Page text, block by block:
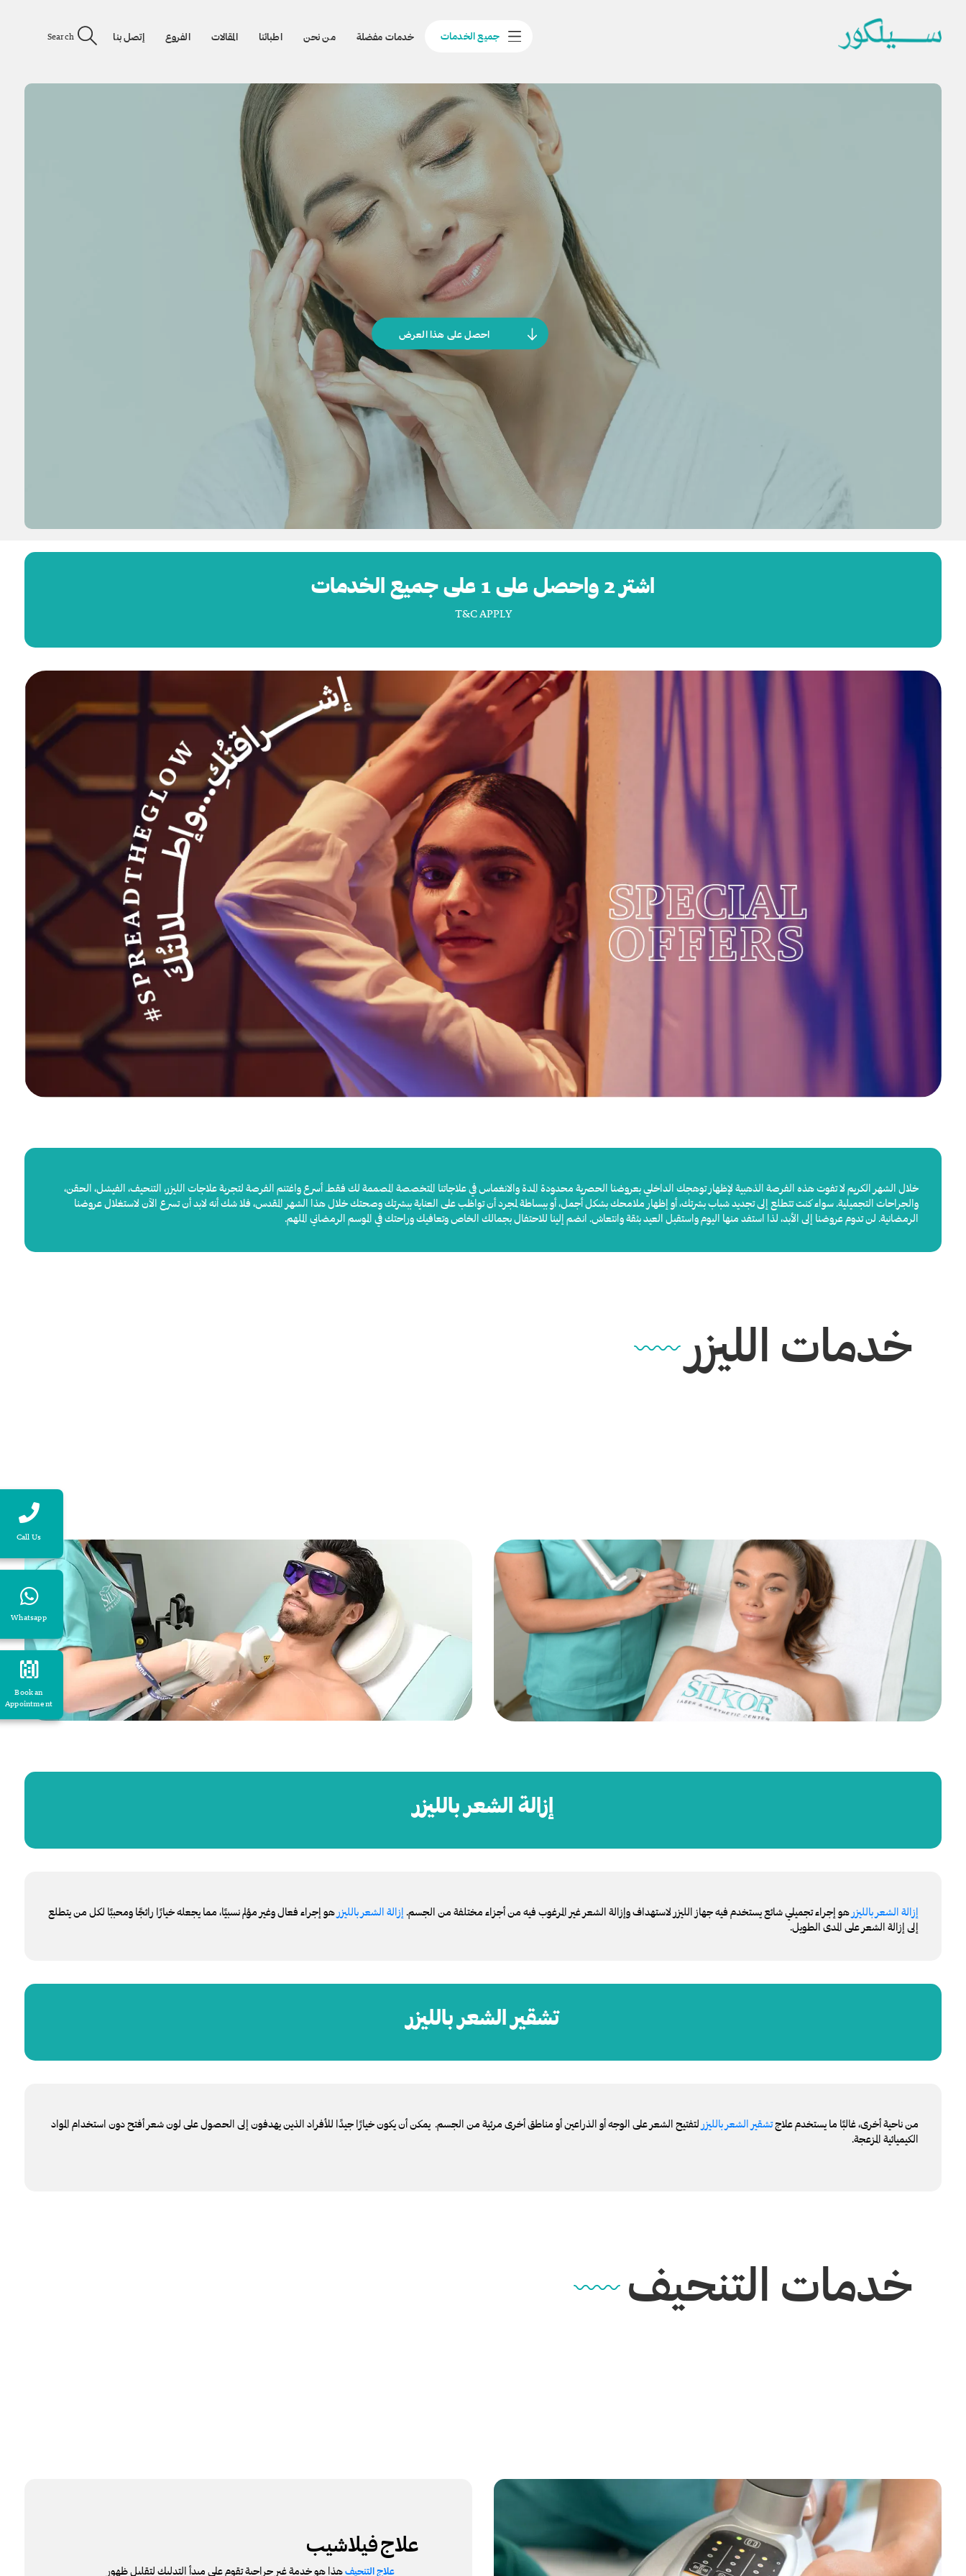
جميع الخدمات خدمات مفضلة من نحن اطبائنا المقالات الفروع إتصل بنا Search
Call Us
Whatsapp
Book an
Appointment
احصل على هذا العرض
اشتر 2 واحصل على 1 على جميع الخدمات
T&C APPLY
خلال الشهر الكريم لا تفوت هذه الفرصة الذهبية لإظهار توهجك الداخلي بعروضنا الحصرية محدودة المدة والانغماس في علاجاتنا المتخصصة المصممة لك فقط. أسرع واغتنم الفرصة لتجربة علاجات الليزر، التنحيف، الفيشل، الحقن،
والجراحات التجميلية. سواء كنت تتطلع إلى تجديد شباب بشرتك، أو إظهار ملامحك بشكل أجمل، أو ببساطة لمجرد أن تواظب على العناية ببشرتك وصحتك خلال هذا الشهر المقدس، فلا شك أنه لابد أن تسرع الآن لاستغلال عروضنا
الرمضانية. لن تدوم عروضنا إلى الأبد، لذا استفد منها اليوم واستقبل العيد بثقة وانتعاش. انضم إلينا للاحتفال بجمالك الخاص وتعافيك وراحتك في الموسم الرمضاني الملهم.
خدمات الليزر
إزالة الشعر بالليزر
إزالة الشعر بالليزر هو إجراء تجميلي شائع يستخدم فيه جهاز الليزر لاستهداف وإزالة الشعر غير المرغوب فيه من أجزاء مختلفة من الجسم. إزالة الشعر بالليزر هو إجراء فعال وغير مؤلم نسبيًا، مما يجعله خيارًا رائجًا ومحببًا لكل من يتطلع
إلى إزالة الشعر على المدى الطويل.
تشقير الشعر بالليزر
من ناحية أخرى، غالبًا ما يستخدم علاجتشقير الشعر بالليزر لتفتيح الشعر على الوجه أو الذراعين أو مناطق أخرى مرئية من الجسم. يمكن أن يكون خيارًا جيدًا للأفراد الذين يهدفون إلى الحصول على لون شعر أفتح دون استخدام المواد
الكيميائية المزعجة.
خدمات التنحيف
علاجفيلاشيب
علاج التنحيفهذا هو خدمة غير جراحية تقوم على مبدأ التدليك لتقليل ظهور